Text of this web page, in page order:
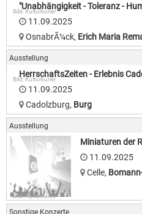
Bild: Kulturkurier
"Unabhängigkeit - Toleranz -
11.09.2025
OsnabrÃ¼ck, Erich Maria
Ausstellung
Bild: Kulturkurier
HerrschaftsZeiten - Erlebnis
11.09.2025
Cadolzburg, Burg
Ausstellung
Bild: Kulturkurier
Miniaturen der
11.09.2025
Celle,
Sonstige Konzerte